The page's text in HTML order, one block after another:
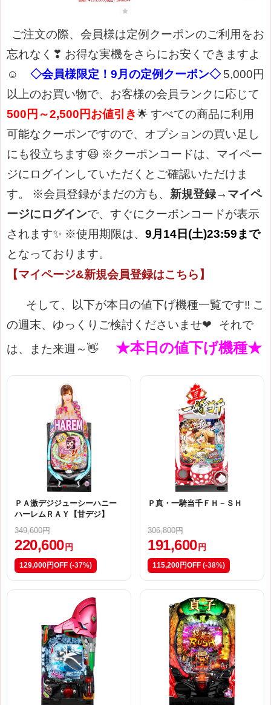
ご注文の際、会員様は定例クーポンのご利用をお
忘れなく❣ お得な実機をさらにお安くできますよ
☺
◇会員様限定！9月の定例クーポン◇ 5,000円
以上のお買い物で、お客様の会員ランクに応じて
500円～2,500円お値引き🌟 すべての商品に利用
可能なクーポンですので、オプションの買い足し
にも役立ちます😆 ※クーポンコードは、マイペー
ジにログインしていただくとご確認いただけま
す。
※会員登録がまだの方も、 新規登録→マイペ
ージにログインで、すぐにクーポンコードが表示
されます✨ ※使用期限は、 9月14日(土)23:59まで
となっております。
【マイページ&新規会員登録はこちら】
そして、以下が本日の値下げ機種一覧です‼ こ
の週末、ゆっくりご検討くださいませ❤
それで
は、また来週～👋
★本日の値下げ機種★
ＰＡ激デジジューシーハニー
ハーレムＲＡＹ【甘デジ】
349,600円
220,600 円
129,000円OFF (-37%)
Ｐ真・一騎当千ＦＨ－ＳＨ
306,800円
191,600 円
115,200円OFF (-38%)